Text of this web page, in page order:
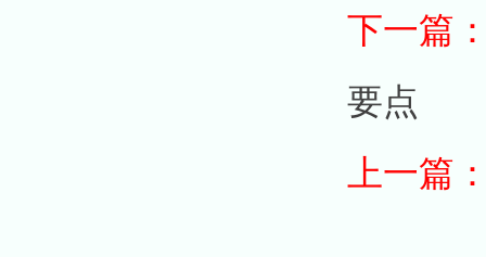
下一篇
要点
上一篇